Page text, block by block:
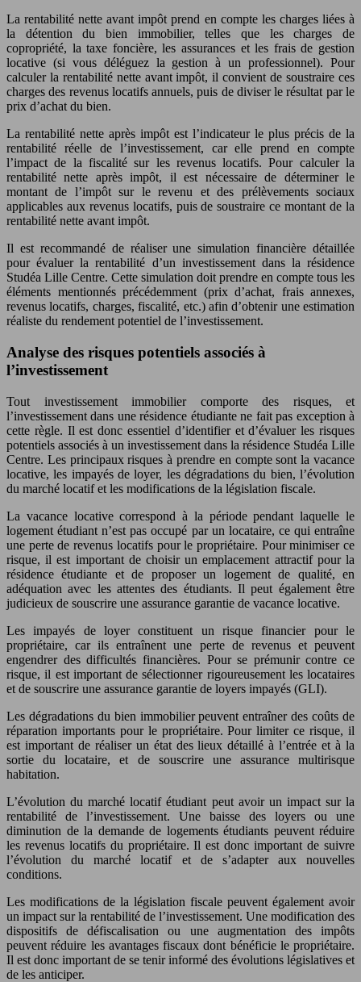
La rentabilité nette avant impôt prend en compte les charges liées à
la détention du bien immobilier, telles que les charges de
copropriété, la taxe foncière, les assurances et les frais de gestion
locative (si vous déléguez la gestion à un professionnel). Pour
calculer la rentabilité nette avant impôt, il convient de soustraire ces
charges des revenus locatifs annuels, puis de diviser le résultat par le
prix d’achat du bien.
La rentabilité nette après impôt est l’indicateur le plus précis de la
rentabilité réelle de l’investissement, car elle prend en compte
l’impact de la fiscalité sur les revenus locatifs. Pour calculer la
rentabilité nette après impôt, il est nécessaire de déterminer le
montant de l’impôt sur le revenu et des prélèvements sociaux
applicables aux revenus locatifs, puis de soustraire ce montant de la
rentabilité nette avant impôt.
Il est recommandé de réaliser une simulation financière détaillée
pour évaluer la rentabilité d’un investissement dans la résidence
Studéa Lille Centre. Cette simulation doit prendre en compte tous les
éléments mentionnés précédemment (prix d’achat, frais annexes,
revenus locatifs, charges, fiscalité, etc.) afin d’obtenir une estimation
réaliste du rendement potentiel de l’investissement.
Analyse des risques potentiels associés à
l’investissement
Tout investissement immobilier comporte des risques, et
l’investissement dans une résidence étudiante ne fait pas exception à
cette règle. Il est donc essentiel d’identifier et d’évaluer les risques
potentiels associés à un investissement dans la résidence Studéa Lille
Centre. Les principaux risques à prendre en compte sont la vacance
locative, les impayés de loyer, les dégradations du bien, l’évolution
du marché locatif et les modifications de la législation fiscale.
La vacance locative correspond à la période pendant laquelle le
logement étudiant n’est pas occupé par un locataire, ce qui entraîne
une perte de revenus locatifs pour le propriétaire. Pour minimiser ce
risque, il est important de choisir un emplacement attractif pour la
résidence étudiante et de proposer un logement de qualité, en
adéquation avec les attentes des étudiants. Il peut également être
judicieux de souscrire une assurance garantie de vacance locative.
Les impayés de loyer constituent un risque financier pour le
propriétaire, car ils entraînent une perte de revenus et peuvent
engendrer des difficultés financières. Pour se prémunir contre ce
risque, il est important de sélectionner rigoureusement les locataires
et de souscrire une assurance garantie de loyers impayés (GLI).
Les dégradations du bien immobilier peuvent entraîner des coûts de
réparation importants pour le propriétaire. Pour limiter ce risque, il
est important de réaliser un état des lieux détaillé à l’entrée et à la
sortie du locataire, et de souscrire une assurance multirisque
habitation.
L’évolution du marché locatif étudiant peut avoir un impact sur la
rentabilité de l’investissement. Une baisse des loyers ou une
diminution de la demande de logements étudiants peuvent réduire
les revenus locatifs du propriétaire. Il est donc important de suivre
l’évolution du marché locatif et de s’adapter aux nouvelles
conditions.
Les modifications de la législation fiscale peuvent également avoir
un impact sur la rentabilité de l’investissement. Une modification des
dispositifs de défiscalisation ou une augmentation des impôts
peuvent réduire les avantages fiscaux dont bénéficie le propriétaire.
Il est donc important de se tenir informé des évolutions législatives et
de les anticiper.